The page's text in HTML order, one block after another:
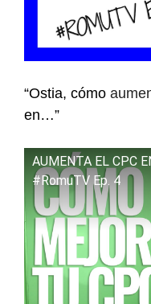
“Ostia, cómo
en…”
AUMENTA EL CPC
#RomuTV Ep. 4